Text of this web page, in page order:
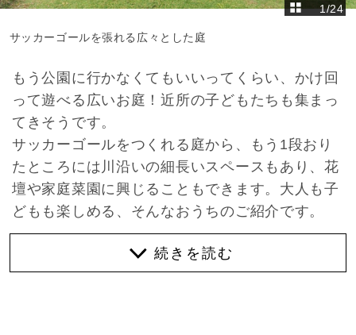
1/24
サッカーゴールを張れる広々とした庭
もう公園に行かなくてもいいってくらい、かけ回
って遊べる広いお庭！近所の子どもたちも集まっ
てきそうです。
サッカーゴールをつくれる庭から、もう1段おり
たところには川沿いの細長いスペースもあり、花
壇や家庭菜園に興じることもできます。大人も子
どもも楽しめる、そんなおうちのご紹介です。
庭だけでなく、家の中も素敵なのでご注目くださ
い。